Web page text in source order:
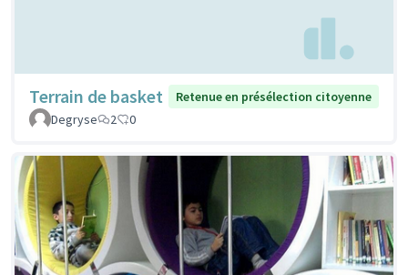
Terrain de basket
Retenue en présélection citoyenne
Degryse
2 0